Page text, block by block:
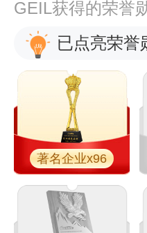
GEIL获得的荣誉
已点亮荣誉
著名企业x96